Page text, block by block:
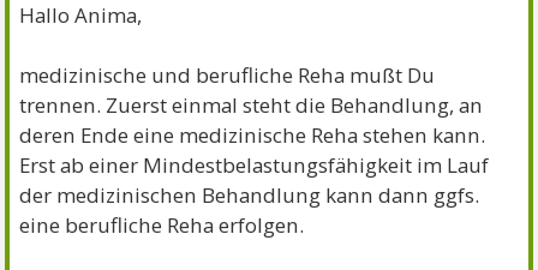
Hallo Anima,
medizinische und berufliche Reha mußt Du
trennen. Zuerst einmal steht die Behandlung, an
deren Ende eine medizinische Reha stehen kann.
Erst ab einer Mindestbelastungsfähigkeit im Lauf
der medizinischen Behandlung kann dann ggfs.
eine berufliche Reha erfolgen.